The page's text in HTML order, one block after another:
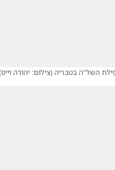
השל"ה בטבריה (צילום: יהודה וייס